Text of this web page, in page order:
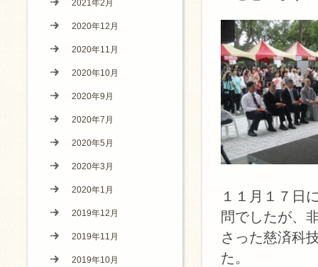
１１月１７日
問でしたが、
さった慈済科
た。
2021年2月
2020年12月
2020年11月
2020年10月
2020年9月
2020年7月
2020年5月
2020年3月
2020年1月
2019年12月
2019年11月
2019年10月